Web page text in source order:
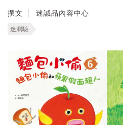
撰文 迷誠品內容中心
迷測驗